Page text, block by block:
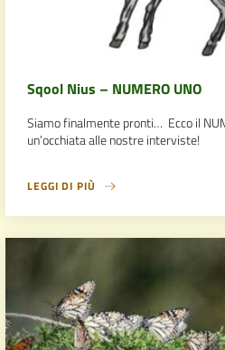
Sqool Nius – NUMERO UNO
Siamo finalmente pronti… Ecco il
un’occhiata alle nostre interviste!
LEGGI DI PIÙ